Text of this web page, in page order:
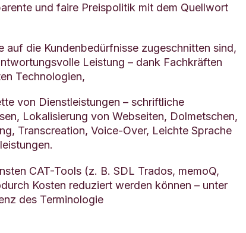
und faire Preispolitik mit dem Quellwort
auf die Kundenbedürfnisse zugeschnitten sind,
Leistung – dank Fachkräften
Technologien,
von Dienstleistungen – schriftliche
Lokalisierung von Webseiten, Dolmetschen,
Transcreation, Voice-Over, Leichte Sprache
CAT-Tools (z. B. SDL Trados, memoQ,
Kosten reduziert werden können – unter
des Terminologie